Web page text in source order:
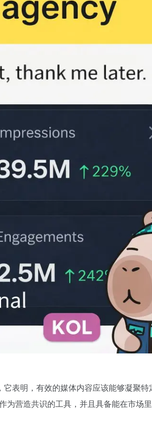
表明，有效的媒体内容应该能够凝聚
营造共识的工具，并且具备能在市场